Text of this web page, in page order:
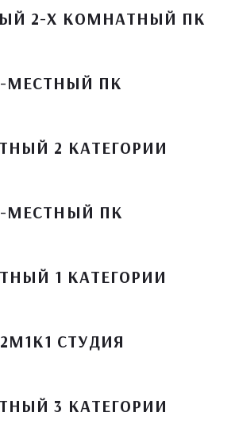
2-Х КОМНАТНЫЙ ПК
МЕСТНЫЙ ПК
2 КАТЕГОРИИ
МЕСТНЫЙ ПК
1 КАТЕГОРИИ
СТУДИЯ
3 КАТЕГОРИИ